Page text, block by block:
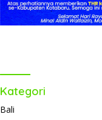
Kategori
Bali